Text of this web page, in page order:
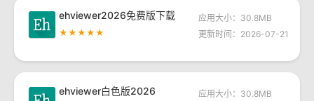
ehviewer2026免费版下载
★★★★★
应用大小：30.8MB
更新时间：2026-07-21
ehviewer白色版2026
应用大小：30.8MB